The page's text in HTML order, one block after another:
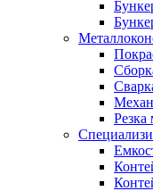
Резка